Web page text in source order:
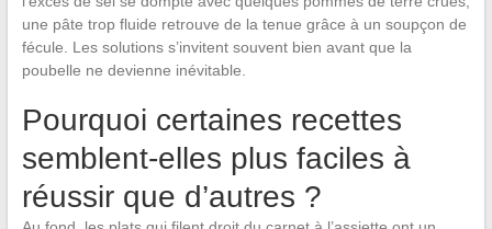
une pâte trop fluide retrouve de la tenue grâce à un soupçon de
fécule. Les solutions s’invitent souvent bien avant que la
poubelle ne devienne inévitable.
Pourquoi certaines recettes
semblent-elles plus faciles à
réussir que d’autres ?